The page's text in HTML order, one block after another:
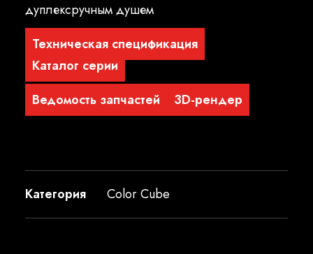
дуплексручным душем
Техническая спецификация
Каталог серии
Ведомость запчастей
3D-рендер
Категория Color Cube